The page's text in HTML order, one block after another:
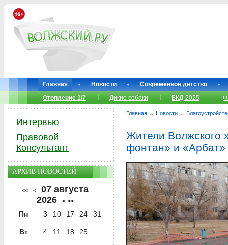
Главная Новости
Современное детство
Отопление 1/7
Дикие собаки БКД-2025
Главная → Новости →
Жители Волжского
фонтан» и «Арбат»
Интервью
Правовой
Консультант
АРХИВ НОВОСТЕЙ
<< <
07 августа
2026
> >>
Пн 3 10 17 24 31
Вт 4 11 18 25